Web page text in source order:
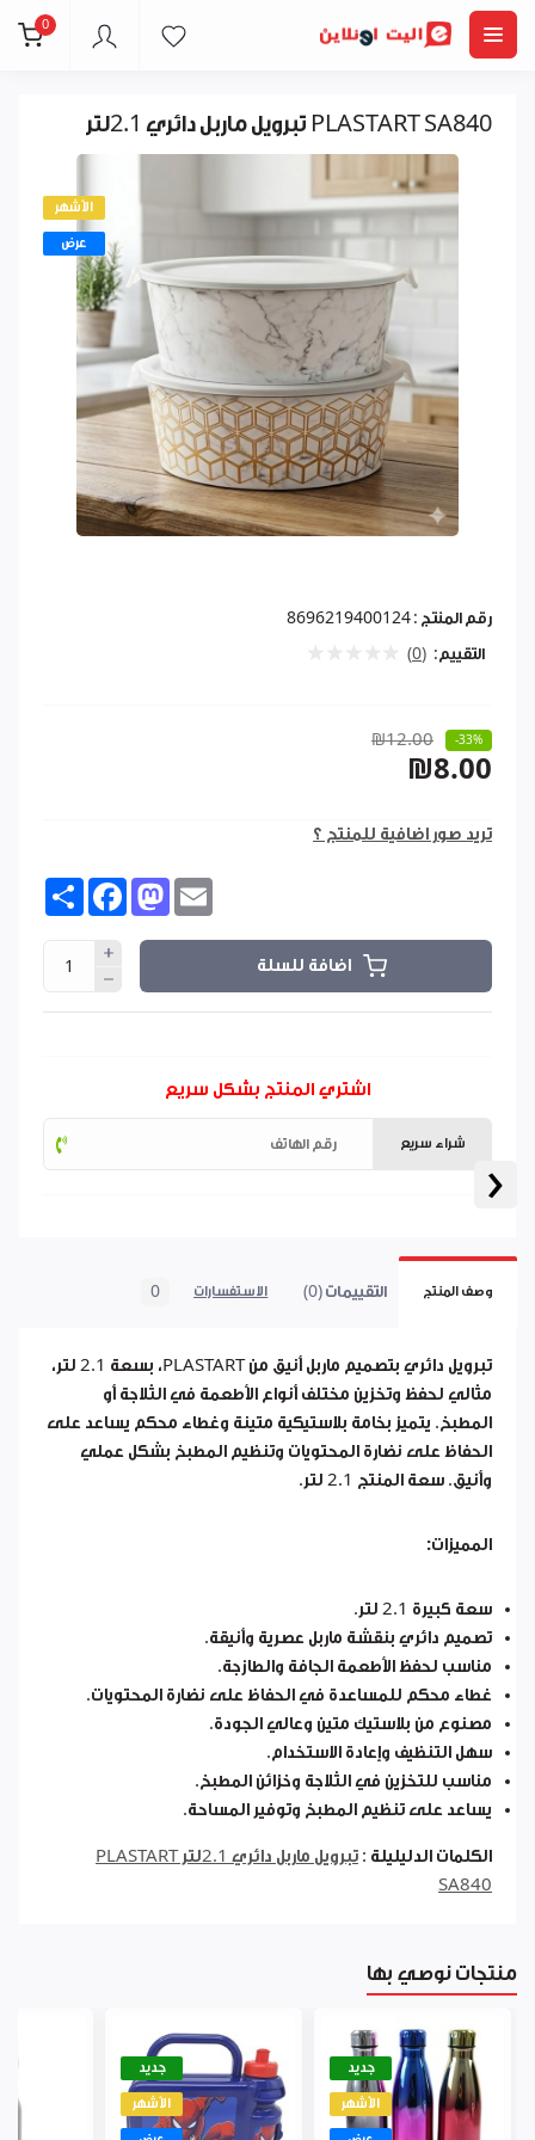
0
‹
تبرويل ماربل دائري 2.1لتر PLASTART SA840
الأشهر
عرض
رقم المنتج : 8696219400124
التقييم: (0)
₪12.00 -33%
₪8.00
تريد صور اضافية للمنتج ؟
Share FacebookMastodon
اضافة للسلة
اشتري المنتج بشكل سريع
شراء سريع
وصف المنتج التقييمات (0) الاستفسارات 0
تبرويل دائري بتصميم ماربل أنيق من PLASTART، بسعة 2.1 لتر،
مثالي لحفظ وتخزين مختلف أنواع الأطعمة في الثلاجة أو
المطبخ. يتميز بخامة بلاستيكية متينة وغطاء محكم يساعد على
الحفاظ على نضارة المحتويات وتنظيم المطبخ بشكل عملي
وأنيق. سعة المنتج 2.1 لتر.
المميزات:
سعة كبيرة 2.1 لتر.
تصميم دائري بنقشة ماربل عصرية وأنيقة.
مناسب لحفظ الأطعمة الجافة والطازجة.
غطاء محكم للمساعدة في الحفاظ على نضارة المحتويات.
مصنوع من بلاستيك متين وعالي الجودة.
سهل التنظيف وإعادة الاستخدام.
مناسب للتخزين في الثلاجة وخزائن المطبخ.
يساعد على تنظيم المطبخ وتوفير المساحة.
الكلمات الدليليلة :
تبرويل ماربل دائري 2.1لتر PLASTART
SA840
منتجات نوصي بها
جديد
الأشهر
جديد
الأشهر